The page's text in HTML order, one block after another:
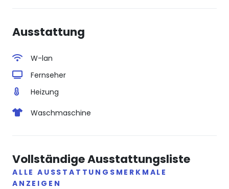
Ausstattung
W-lan
Fernseher
Heizung
Waschmaschine
Vollständige Ausstattungsliste
ALLE AUSSTATTUNGSMERKMALE
ANZEIGEN